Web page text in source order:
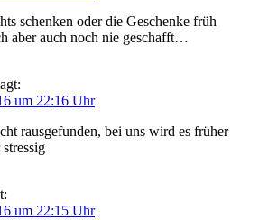
schenken oder die Geschenke früh
aber auch noch nie geschafft…
um 22:16 Uhr
rausgefunden, bei uns wird es früher
um 22:15 Uhr